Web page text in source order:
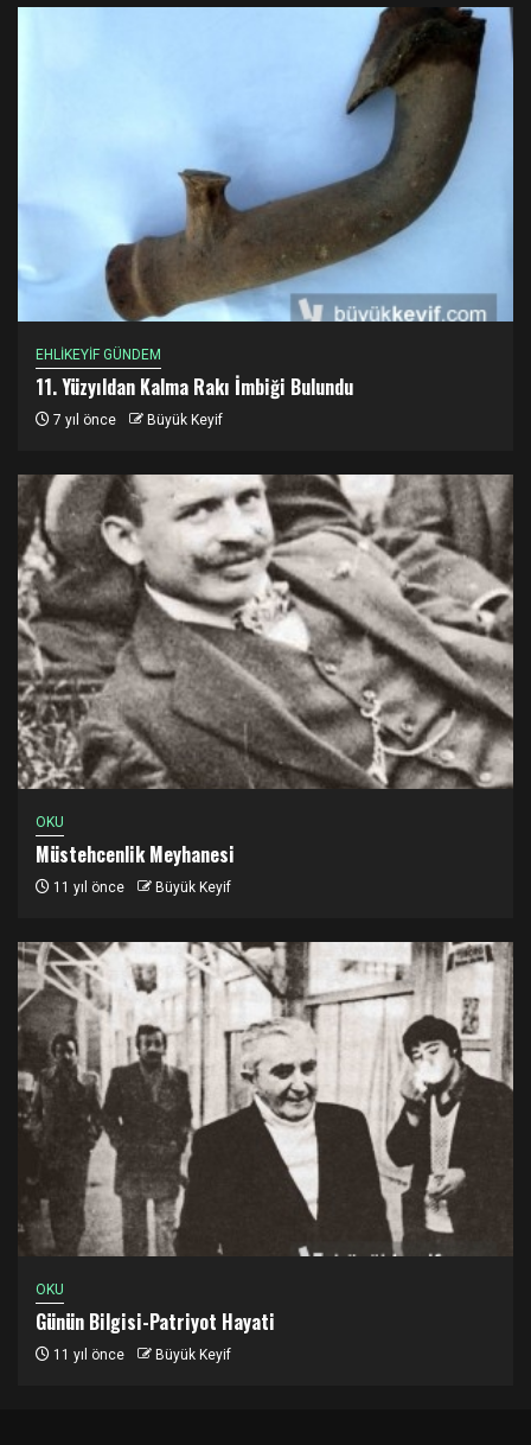
EHLİKEYİF GÜNDEM
11. Yüzyıldan Kalma Rakı İmbiği Bulundu
7 yıl önce Büyük Keyif
OKU
Müstehcenlik Meyhanesi
11 yıl önce Büyük Keyif
OKU
Günün Bilgisi-Patriyot Hayati
11 yıl önce Büyük Keyif